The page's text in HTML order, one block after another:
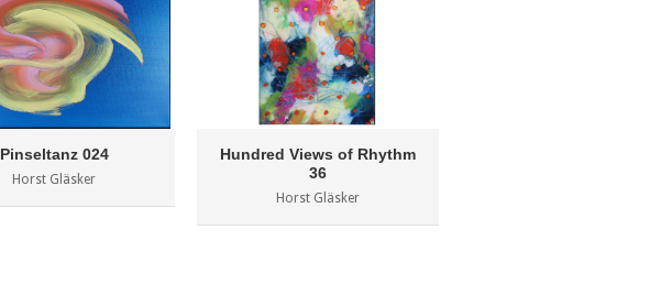
Pinseltanz 024
Horst Gläsker
Hundred Views of Rhythm
36
Horst Gläsker